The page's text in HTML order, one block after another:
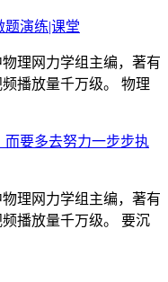
题演练|课堂
理网力学组主编，著有
播放量千万级。 物理
要多去努力一步步执
理网力学组主编，著有
播放量千万级。 要沉